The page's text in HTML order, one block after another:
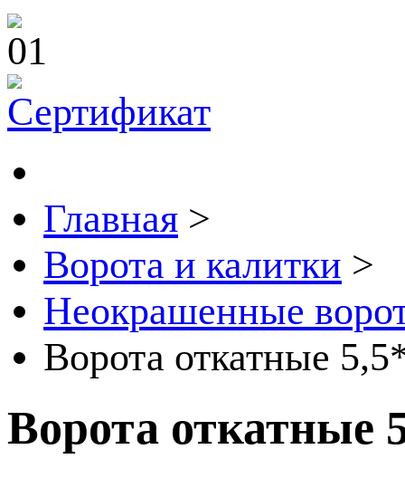
Главная >
Ворота и калитки >
Неокрашенные
Ворота откатные
Ворота откатные